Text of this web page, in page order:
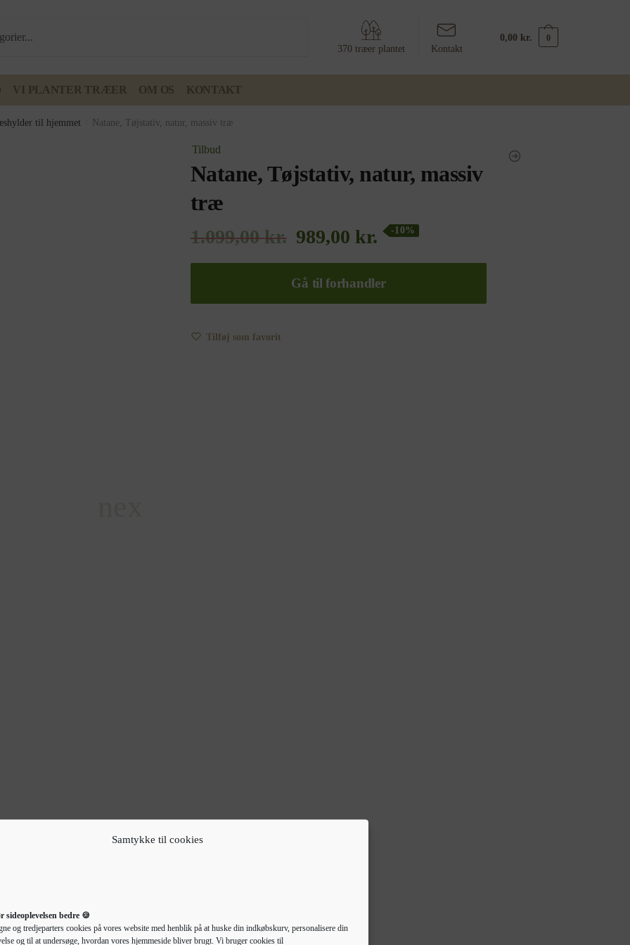
Samtykke til cookies
sideoplevelsen bedre 🍪
og tredjeparters cookies på vores website med henblik på at huske din indkøbskurv, personalisere din
og til at undersøge, hvordan vores hjemmeside bliver brugt. Vi bruger cookies til
370 træer plantet Kontakt
0,00 kr. 0
VI PLANTER TRÆER OM OS KONTAKT
til hjemmet Natane, Tøjstativ, natur, massiv træ
Tilbud
Natane, Tøjstativ, natur, massiv
træ
1.099,00kr. 989,00 kr. -10%
Gå til forhandler
Tilføj som favorit